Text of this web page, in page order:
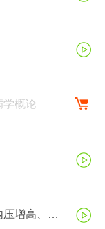
学概论
压增高、脑